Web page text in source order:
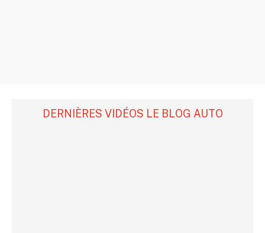
DERNIÈRES VIDÉOS LE BLOG AUTO